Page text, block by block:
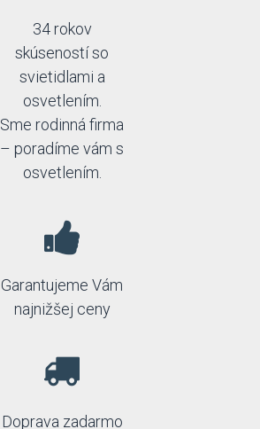
34 rokov
skúseností so
svietidlami a
osvetlením.
Sme rodinná firma
– poradíme vám s
osvetlením.
Garantujeme Vám
najnižšej ceny
Doprava zadarmo